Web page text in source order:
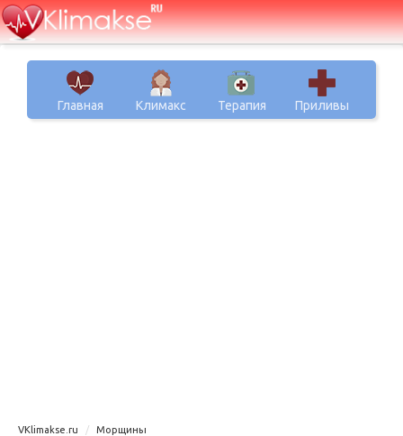
Главная Климакс Терапия Приливы
VKlimakse.ru Морщины